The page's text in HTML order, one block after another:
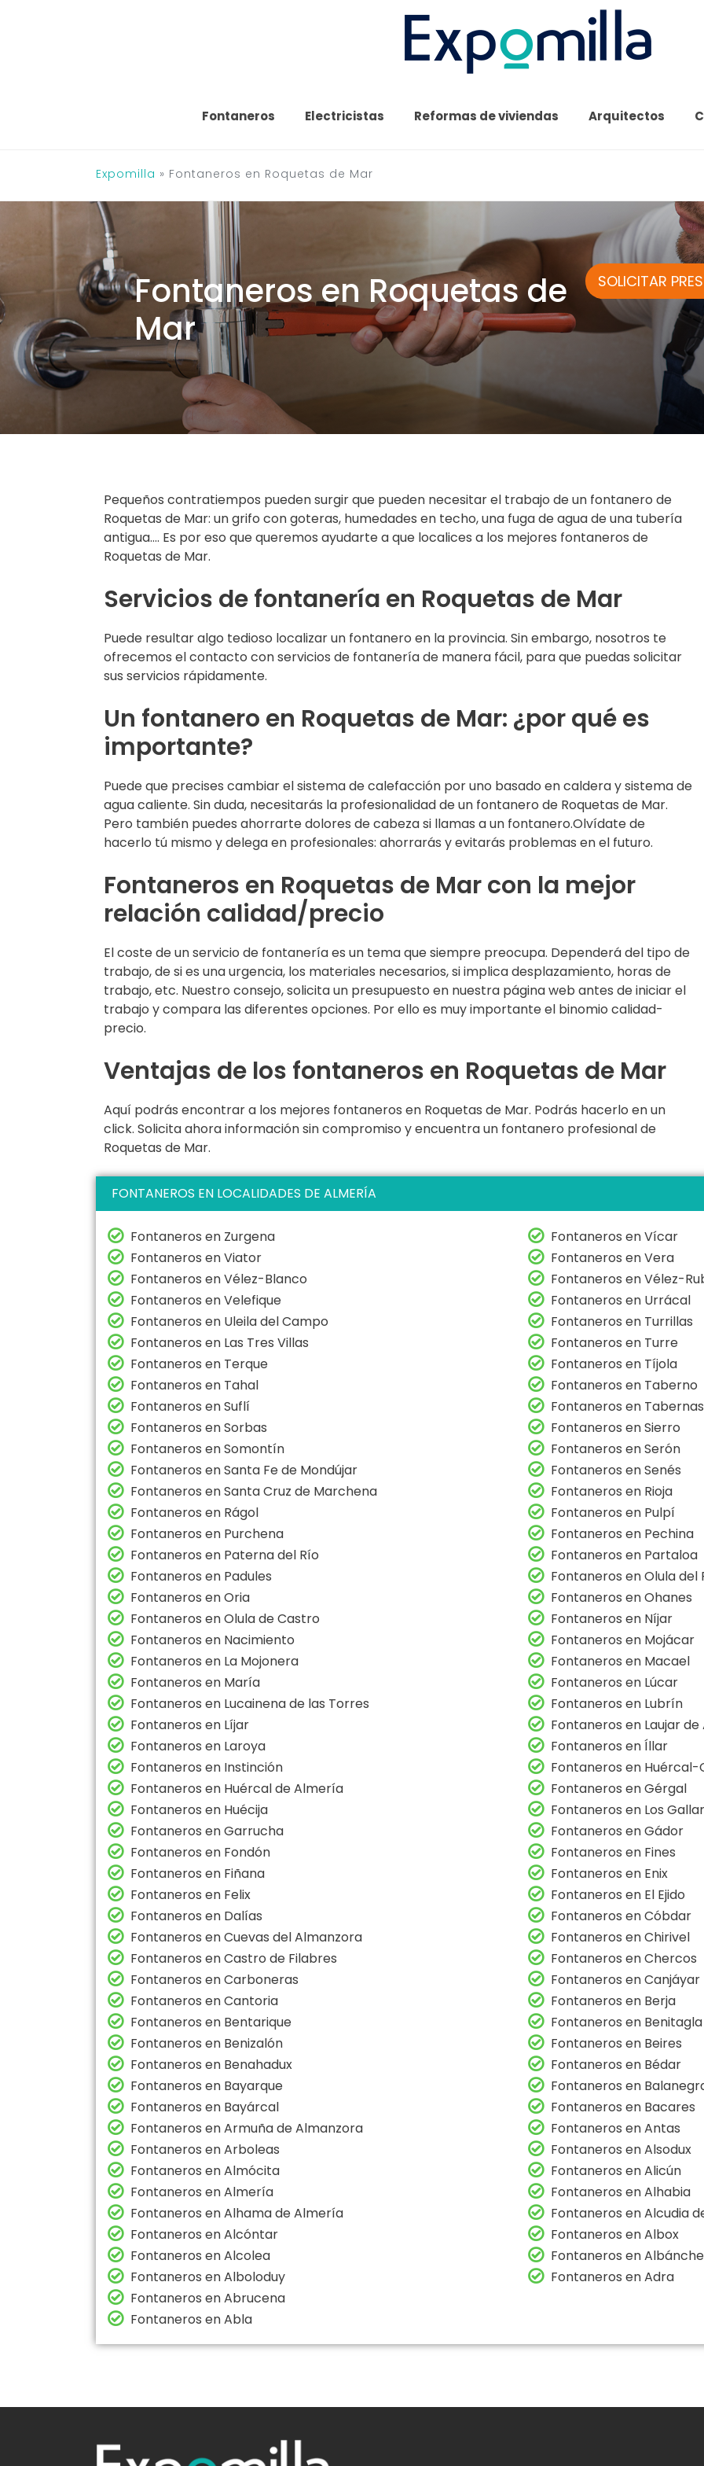
Fontaneros Electricistas Reformas de viviendas Arquitectos
Expomilla » Fontaneros en Roquetas de Mar
Fontaneros en Roquetas de
Mar
SOLICITAR
Pequeños contratiempos pueden surgir que pueden necesitar el trabajo de un fontanero de
Roquetas de Mar: un grifo con goteras, humedades en techo, una fuga de agua de una tubería
antigua…. Es por eso que queremos ayudarte a que localices a los mejores fontaneros de
Roquetas de Mar.
Servicios de fontanería en Roquetas de Mar
Puede resultar algo tedioso localizar un fontanero en la provincia. Sin embargo, nosotros te
ofrecemos el contacto con servicios de fontanería de manera fácil, para que puedas solicitar
sus servicios rápidamente.
Un fontanero en Roquetas de Mar: ¿por qué es
importante?
Puede que precises cambiar el sistema de calefacción por uno basado en caldera y sistema de
agua caliente. Sin duda, necesitarás la profesionalidad de un fontanero de Roquetas de Mar.
Pero también puedes ahorrarte dolores de cabeza si llamas a un fontanero.Olvídate de
hacerlo tú mismo y delega en profesionales: ahorrarás y evitarás problemas en el futuro.
Fontaneros en Roquetas de Mar con la mejor
relación calidad/precio
El coste de un servicio de fontanería es un tema que siempre preocupa. Dependerá del tipo de
trabajo, de si es una urgencia, los materiales necesarios, si implica desplazamiento, horas de
trabajo, etc. Nuestro consejo, solicita un presupuesto en nuestra página web antes de iniciar el
trabajo y compara las diferentes opciones. Por ello es muy importante el binomio calidad-
precio.
Ventajas de los fontaneros en Roquetas de Mar
Aquí podrás encontrar a los mejores fontaneros en Roquetas de Mar. Podrás hacerlo en un
click. Solicita ahora información sin compromiso y encuentra un fontanero profesional de
Roquetas de Mar.
FONTANEROS EN LOCALIDADES DE ALMERÍA
Fontaneros en Zurgena
Fontaneros en Vícar
Fontaneros en Viator
Fontaneros en Vera
Fontaneros en Vélez-Blanco
Fontaneros en Vélez-
Fontaneros en Velefique
Fontaneros en Urrácal
Fontaneros en Uleila del Campo
Fontaneros en Turrillas
Fontaneros en Las Tres Villas
Fontaneros en Turre
Fontaneros en Terque
Fontaneros en Tíjola
Fontaneros en Tahal
Fontaneros en Taberno
Fontaneros en Suflí
Fontaneros en Tabernas
Fontaneros en Sorbas
Fontaneros en Sierro
Fontaneros en Somontín
Fontaneros en Serón
Fontaneros en Santa Fe de Mondújar
Fontaneros en Senés
Fontaneros en Santa Cruz de Marchena
Fontaneros en Rioja
Fontaneros en Rágol
Fontaneros en Pulpí
Fontaneros en Purchena
Fontaneros en Pechina
Fontaneros en Paterna del Río
Fontaneros en Partaloa
Fontaneros en Padules
Fontaneros en Olula del
Fontaneros en Oria
Fontaneros en Ohanes
Fontaneros en Olula de Castro
Fontaneros en Níjar
Fontaneros en Nacimiento
Fontaneros en Mojácar
Fontaneros en La Mojonera
Fontaneros en Macael
Fontaneros en María
Fontaneros en Lúcar
Fontaneros en Lucainena de las Torres
Fontaneros en Lubrín
Fontaneros en Líjar
Fontaneros en Laujar
Fontaneros en Laroya
Fontaneros en Íllar
Fontaneros en Instinción
Fontaneros en Huércal-
Fontaneros en Huércal de Almería
Fontaneros en Gérgal
Fontaneros en Huécija
Fontaneros en Los
Fontaneros en Garrucha
Fontaneros en Gádor
Fontaneros en Fondón
Fontaneros en Fines
Fontaneros en Fiñana
Fontaneros en Enix
Fontaneros en Felix
Fontaneros en El Ejido
Fontaneros en Dalías
Fontaneros en Cóbdar
Fontaneros en Cuevas del Almanzora
Fontaneros en Chirivel
Fontaneros en Castro de Filabres
Fontaneros en Chercos
Fontaneros en Carboneras
Fontaneros en Canjáyar
Fontaneros en Cantoria
Fontaneros en Berja
Fontaneros en Bentarique
Fontaneros en Benitagla
Fontaneros en Benizalón
Fontaneros en Beires
Fontaneros en Benahadux
Fontaneros en Bédar
Fontaneros en Bayarque
Fontaneros en
Fontaneros en Bayárcal
Fontaneros en Bacares
Fontaneros en Armuña de Almanzora
Fontaneros en Antas
Fontaneros en Arboleas
Fontaneros en Alsodux
Fontaneros en Almócita
Fontaneros en Alicún
Fontaneros en Almería
Fontaneros en Alhabia
Fontaneros en Alhama de Almería
Fontaneros en Alcudia
Fontaneros en Alcóntar
Fontaneros en Albox
Fontaneros en Alcolea
Fontaneros en
Fontaneros en Alboloduy
Fontaneros en Adra
Fontaneros en Abrucena
Fontaneros en Abla